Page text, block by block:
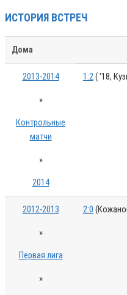
ИСТОРИЯ ВСТРЕЧ
Дома
2013-2014
»
Контрольные
матчи
»
2014
1:2( '18,
2012-2013
»
Первая лига
»
2:0